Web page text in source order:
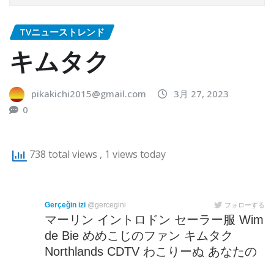
TVニューストレンド
キムタク
pikakichi2015@gmail.com
3月 27, 2023
0
738 total views , 1 views today
Gerçeğin izi @gercegini フォローする
マーリン イントロドン セーラー服 Wim
de Bie めめこじのファン キムタク
Northlands CDTV わこりーぬ あなたの